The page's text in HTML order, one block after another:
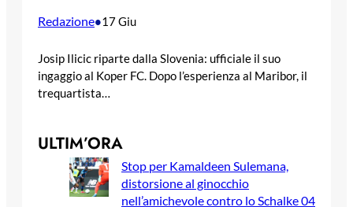
Redazione•17 Giu
Josip Ilicic riparte dalla Slovenia: ufficiale il suo
ingaggio al Koper FC. Dopo l’esperienza al Maribor, il
trequartista…
ULTIM’ORA
Stop per Kamaldeen Sulemana,
distorsione al ginocchio
nell’amichevole contro lo Schalke 04